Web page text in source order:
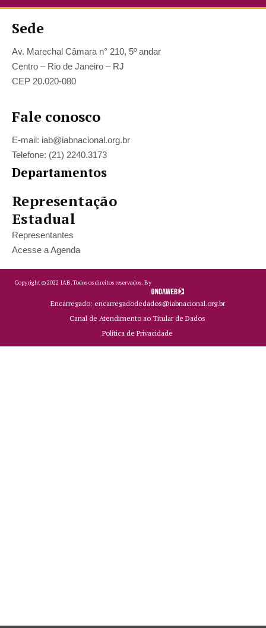
Sede
Av. Marechal Câmara n° 210, 5º andar
Centro – Rio de Janeiro – RJ
CEP 20.020-080
Fale conosco
E-mail: iab@iabnacional.org.br
Telefone: (21) 2240.3173
Departamentos
Representação
Estadual
Representantes
Acesse a Agenda
Copyright ©2022 IAB.Todos os direitos reservados. By
Encarregado: encarregadodedados@iabnacional.org.br
Canal de Atendimento ao Titular de Dados
Política de Privacidade